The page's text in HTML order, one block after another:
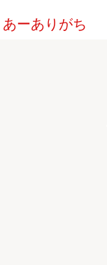
あーありがち